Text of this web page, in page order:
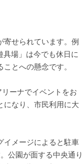
寄せられています。例
場」は今でも休日に
とへの懸念です。
ーナでイベントをお
になり、市民利用に大
イメージによると駐車
公園が面する中央通り